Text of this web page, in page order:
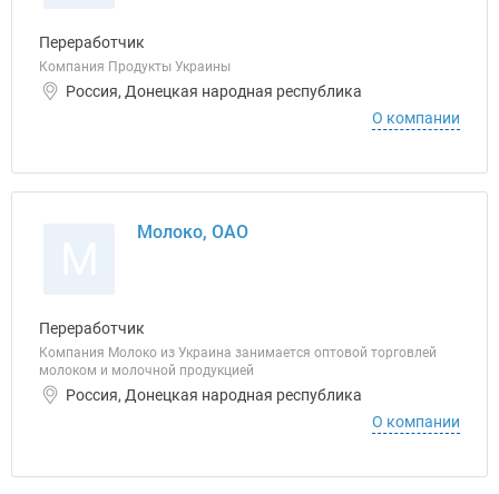
Переработчик
Компания Продукты Украины
Россия, Донецкая народная республика
О компании
Молоко, ОАО
Переработчик
Компания Молоко из Украина занимается оптовой торговлей
молоком и молочной продукцией
Россия, Донецкая народная республика
О компании